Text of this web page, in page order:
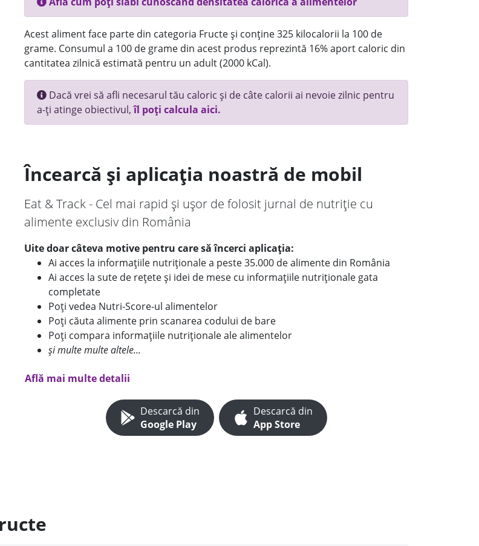
Acest aliment face parte din categoria Fructe și conține 325 kilocalorii la 100 de
grame. Consumul a 100 de grame din acest produs reprezintă 16% aport caloric din
cantitatea zilnică estimată pentru un adult (2000 kCal).
Dacă vrei să afli necesarul tău caloric și de câte calorii ai nevoie zilnic pentru
a-ți atinge obiectivul,îl poți calcula aici.
Încearcă și aplicația noastră de mobil
Eat & Track - Cel mai rapid și ușor de folosit jurnal de nutriție cu
alimente exclusiv din România
Uite doar câteva motive pentru care să încerci aplicația:
Ai acces la informațiile nutriționale a peste 35.000 de alimente din România
Ai acces la sute de rețete și idei de mese cu informațiile nutriționale gata
completate
Poți vedea Nutri-Score-ul alimentelor
Poți căuta alimente prin scanarea codului de bare
Poți compara informațiile nutriționale ale alimentelor
și multe multe altele...
Află mai multe detalii
Descarcă din
Google Play
Descarcă din
App Store